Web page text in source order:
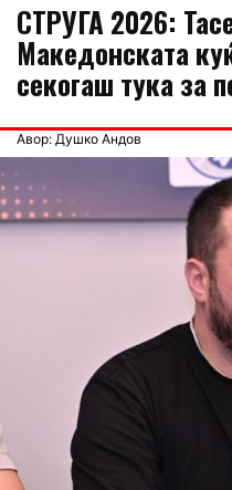
СТРУГА 2026:
Македонската
секогаш тука за
Авор: Душко Андов